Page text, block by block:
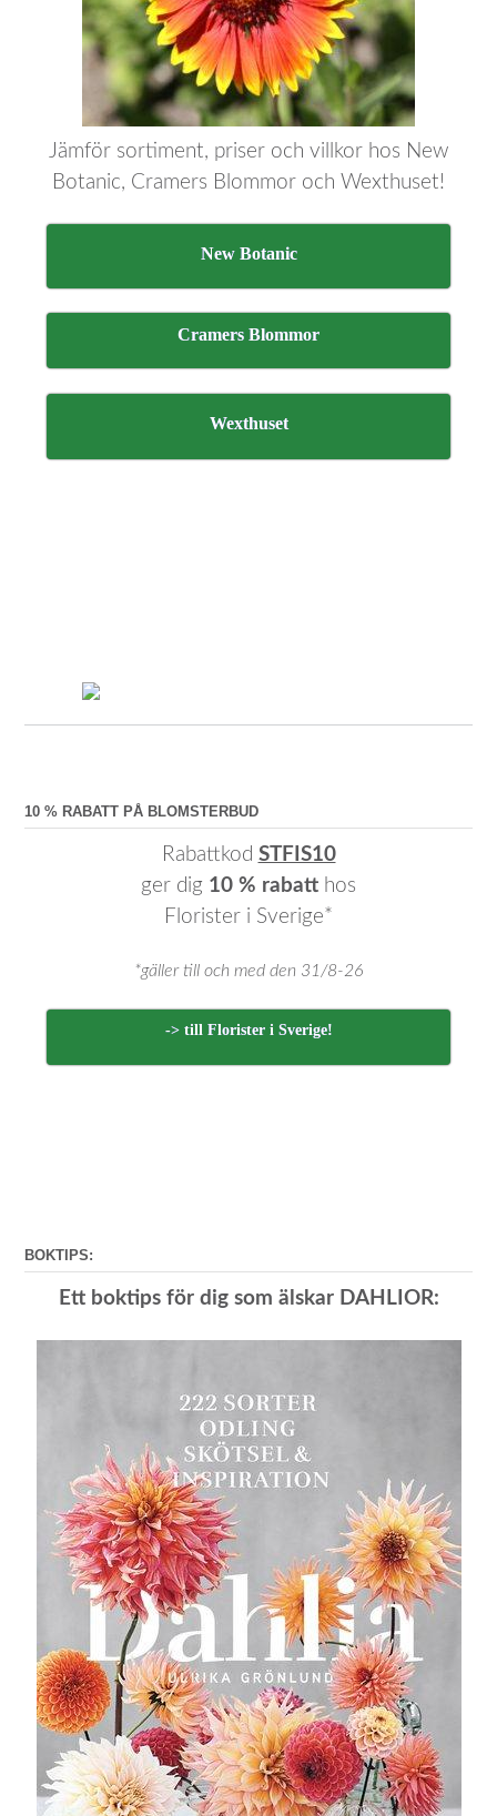
Jämför sortiment, priser och villkor hos New
Botanic, Cramers Blommor och Wexthuset!
New Botanic
Cramers Blommor
Wexthuset
10 % RABATT PÅ BLOMSTERBUD
Rabattkod STFIS10
ger dig 10 % rabatt hos
Florister i Sverige*
*gäller till och med den 31/8-26
-> till Florister i Sverige!
BOKTIPS:
Ett boktips för dig som älskar DAHLIOR: